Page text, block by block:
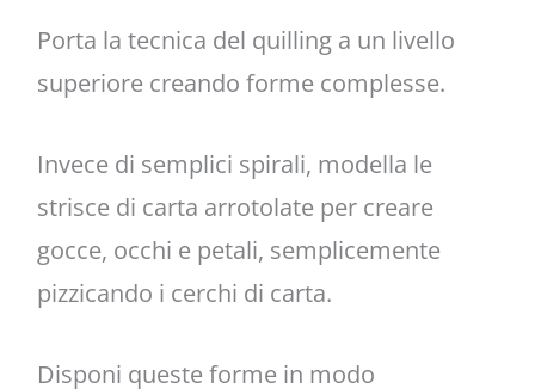
Porta la tecnica del quilling a un livello
superiore creando forme complesse.
Invece di semplici spirali, modella le
strisce di carta arrotolate per creare
gocce, occhi e petali, semplicemente
pizzicando i cerchi di carta.
Disponi queste forme in modo